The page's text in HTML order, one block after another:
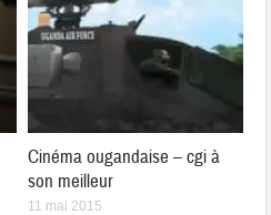
Cinéma ougandaise – cgi à
son meilleur
11 mai 2015